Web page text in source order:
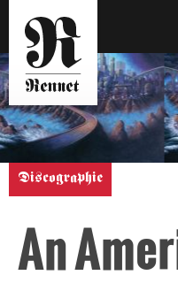
Discographie
An